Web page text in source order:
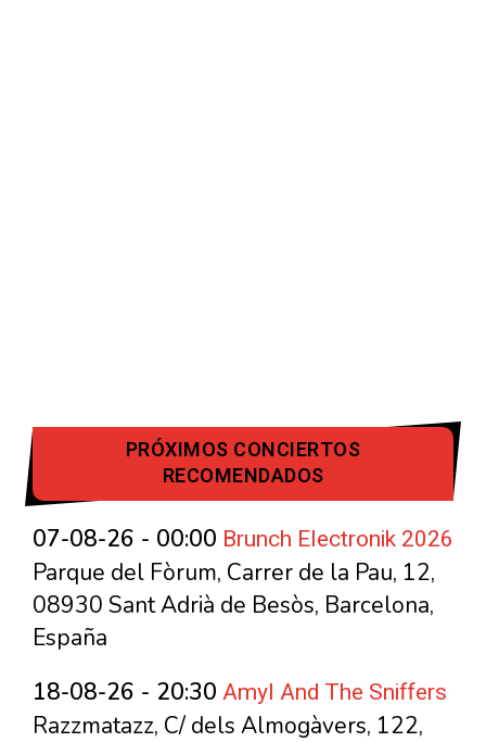
PRÓXIMOS CONCIERTOS
RECOMENDADOS
07-08-26 - 00:00 Brunch Electronik 2026
Parque del Fòrum, Carrer de la Pau, 12,
08930 Sant Adrià de Besòs, Barcelona,
España
18-08-26 - 20:30 Amyl And The Sniffers
Razzmatazz, C/ dels Almogàvers, 122,